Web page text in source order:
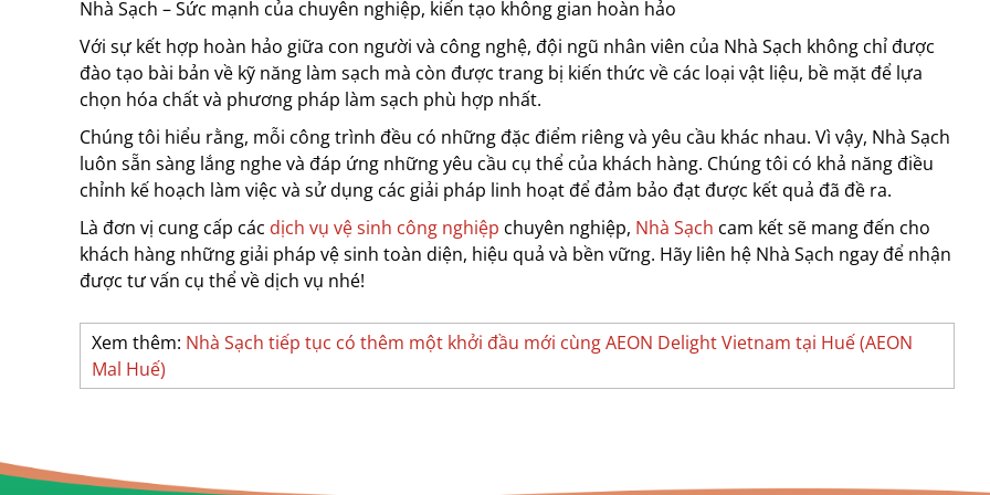
Nhà Sạch – Sức mạnh của chuyên nghiệp, kiến tạo không gian hoàn hảo
Với sự kết hợp hoàn hảo giữa con người và công nghệ, đội ngũ nhân viên của Nhà Sạch không chỉ được
đào tạo bài bản về kỹ năng làm sạch mà còn được trang bị kiến thức về các loại vật liệu, bề mặt để lựa
chọn hóa chất và phương pháp làm sạch phù hợp nhất.
Chúng tôi hiểu rằng, mỗi công trình đều có những đặc điểm riêng và yêu cầu khác nhau. Vì vậy, Nhà Sạch
luôn sẵn sàng lắng nghe và đáp ứng những yêu cầu cụ thể của khách hàng. Chúng tôi có khả năng điều
chỉnh kế hoạch làm việc và sử dụng các giải pháp linh hoạt để đảm bảo đạt được kết quả đã đề ra.
Là đơn vị cung cấp các dịch vụ vệ sinh công nghiệp chuyên nghiệp, Nhà Sạch cam kết sẽ mang đến cho
khách hàng những giải pháp vệ sinh toàn diện, hiệu quả và bền vững. Hãy liên hệ Nhà Sạch ngay để nhận
được tư vấn cụ thể về dịch vụ nhé!
Xem thêm: Nhà Sạch tiếp tục có thêm một khởi đầu mới cùng AEON Delight Vietnam tại Huế (AEON
Mal Huế)